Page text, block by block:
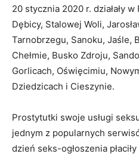
20 stycznia 2020 r. działały
Dębicy, Stalowej Woli,
Tarnobrzegu, Sanoku, Jaśle,
Chełmie, Busko Zdroju,
Gorlicach, Oświęcimiu,
Dziedzicach i Cieszynie.
Prostytutki swoje usługi
jednym z popularnych
dzień seks-ogłoszenia